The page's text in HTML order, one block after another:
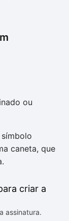
ou
caneta, que
assinatura.